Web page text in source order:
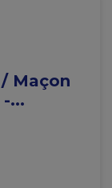
Maçon
...